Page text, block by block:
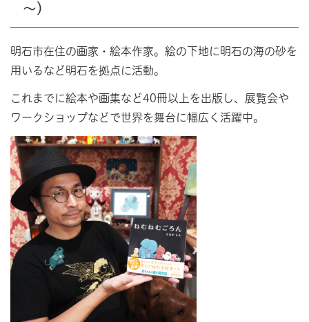
～）
明石市在住の画家・絵本作家。絵の下地に明石の海の砂を
用いるなど明石を拠点に活動。
これまでに絵本や画集など40冊以上を出版し、展覧会や
ワークショップなどで世界を舞台に幅広く活躍中。